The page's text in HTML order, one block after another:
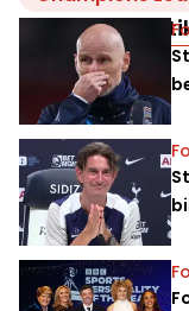
Relaterede